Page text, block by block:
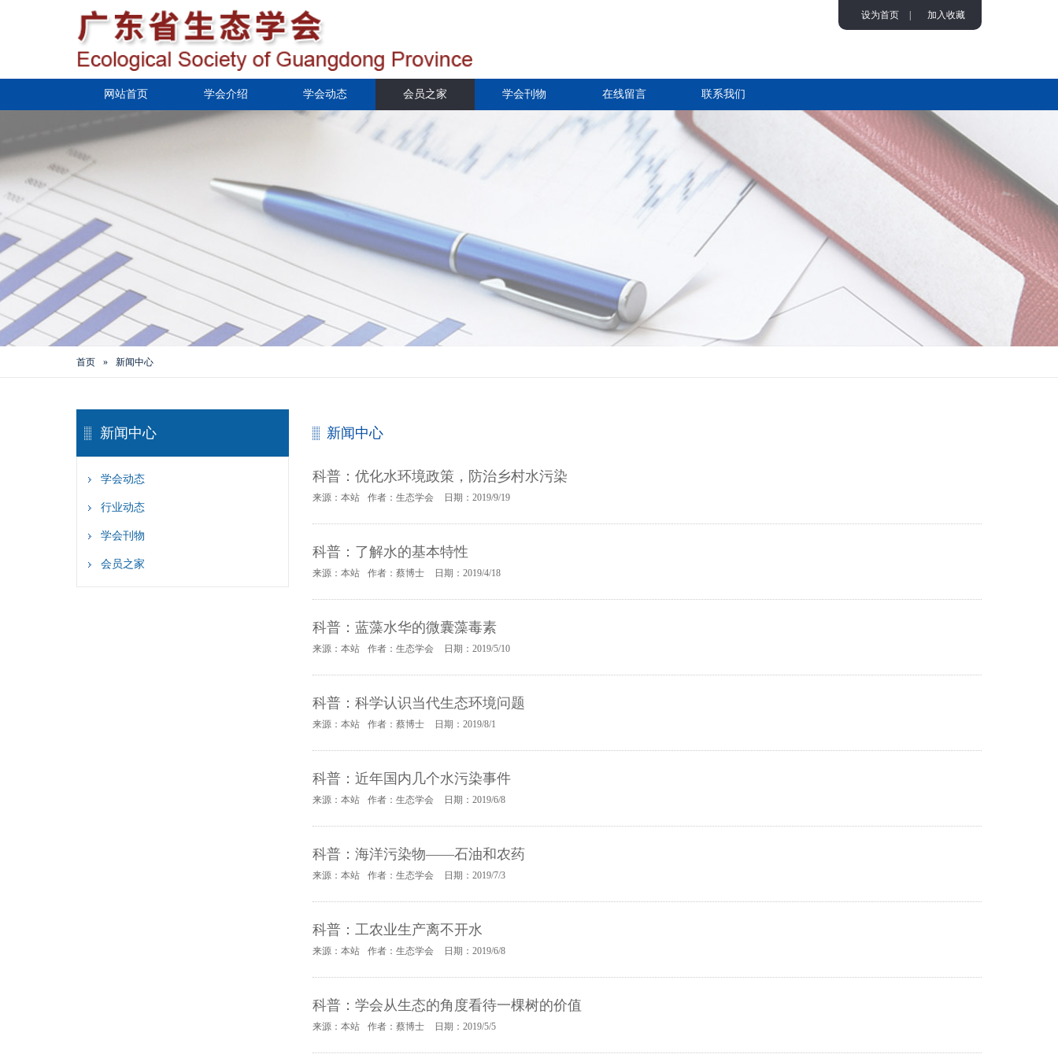
设为首页 加入收藏
网站首页 学会介绍 学会动态 会员之家 学会刊物 在线留言 联系我们
首页 » 新闻中心
新闻中心
学会动态
行业动态
学会刊物
会员之家
新闻中心
科普：优化水环境政策，防治乡村水污染
来源：本站 作者：生态学会 日期：2019/9/19
科普：了解水的基本特性
来源：本站 作者：蔡博士 日期：2019/4/18
科普：蓝藻水华的微囊藻毒素
来源：本站 作者：生态学会 日期：2019/5/10
科普：科学认识当代生态环境问题
来源：本站 作者：蔡博士 日期：2019/8/1
科普：近年国内几个水污染事件
来源：本站 作者：生态学会 日期：2019/6/8
科普：海洋污染物——石油和农药
来源：本站 作者：生态学会 日期：2019/7/3
科普：工农业生产离不开水
来源：本站 作者：生态学会 日期：2019/6/8
科普：学会从生态的角度看待一棵树的价值
来源：本站 作者：蔡博士 日期：2019/5/5